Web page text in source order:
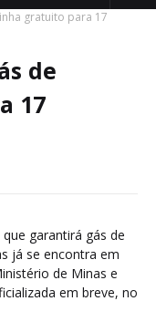
gratuito para 17
de
17
garantirá gás de
já se encontra em
de Minas e
em breve, no